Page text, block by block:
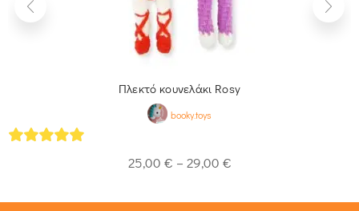
Πλεκτό κουνελάκι Rosy
booky.toys
25,00 € – 29,00 €